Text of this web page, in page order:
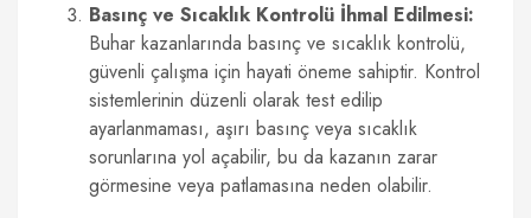
Basınç ve Sıcaklık Kontrolü İhmal Edilmesi:
Buhar kazanlarında basınç ve sıcaklık kontrolü,
güvenli çalışma için hayati öneme sahiptir. Kontrol
sistemlerinin düzenli olarak test edilip
ayarlanmaması, aşırı basınç veya sıcaklık
sorunlarına yol açabilir, bu da kazanın zarar
görmesine veya patlamasına neden olabilir.